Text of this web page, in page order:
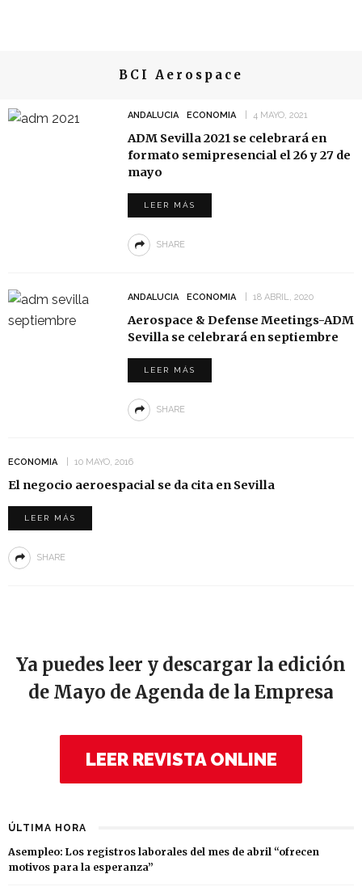
BCI Aerospace
ANDALUCIA ECONOMIA 4 MAYO, 2021
ADM Sevilla 2021 se celebrará en
formato semipresencial el 26 y 27 de
mayo
LEER MÁS
SHARE
ANDALUCIA ECONOMIA 18 ABRIL, 2020
Aerospace & Defense Meetings-ADM
Sevilla se celebrará en septiembre
LEER MÁS
SHARE
ECONOMIA 10 MAYO, 2016
El negocio aeroespacial se da cita en Sevilla
LEER MÁS
SHARE
Ya puedes leer y descargar la edición
de Mayo de Agenda de la Empresa
LEER REVISTA ONLINE
ÚLTIMA HORA
Asempleo: Los registros laborales del mes de abril “ofrecen
motivos para la esperanza”